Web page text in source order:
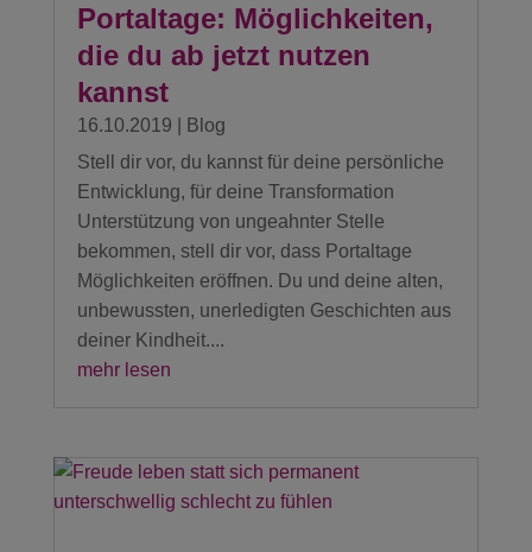
Portaltage: Möglichkeiten,
die du ab jetzt nutzen
kannst
16.10.2019
Blog
Stell dir vor, du kannst für deine persönliche
Entwicklung, für deine Transformation
Unterstützung von ungeahnter Stelle
bekommen, stell dir vor, dass Portaltage
Möglichkeiten eröffnen. Du und deine alten,
unbewussten, unerledigten Geschichten aus
deiner Kindheit....
mehr lesen